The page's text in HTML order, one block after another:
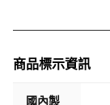
商品標示資訊
國內製